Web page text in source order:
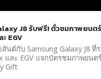
J8 รับฟรี! ตั๋วชมภาพยนตร์
EGV
นต์กับ Samsung Galaxy J8 ที่
และ EGV แจกบัตรชมภาพยน
Gift